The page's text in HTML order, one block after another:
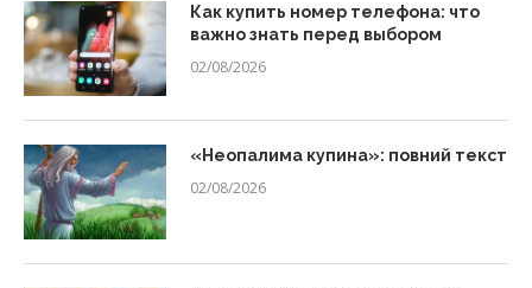
Как купить номер телефона: что
важно знать перед выбором
02/08/2026
«Неопалима купина»: повний текст
02/08/2026